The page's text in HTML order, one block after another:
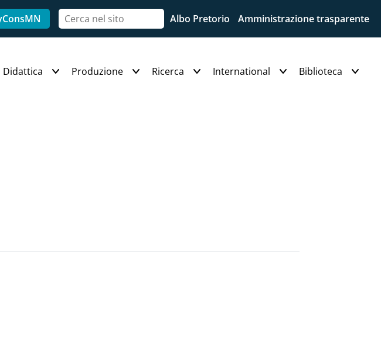
Albo Pretorio Amministrazione trasparente
Didattica Produzione Ricerca International Biblioteca